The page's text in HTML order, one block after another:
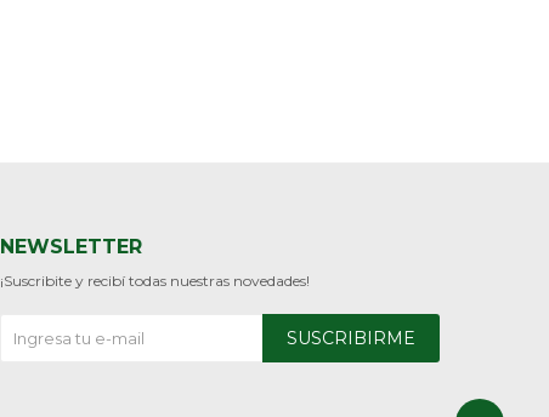
NEWSLETTER
¡Suscribite y recibí todas nuestras novedades!
SUSCRIBIRME